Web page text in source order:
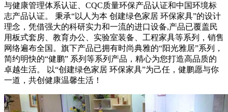
与健康管理体系认证、CQC质量环保产品认证和中国环境标
志产品认证。 秉承“以人为本 创建绿色家居 环保家具”的设计
理念，凭借强大的科研实力和一流的进口设备,产品已覆盖民
用板式套房、教育办公、实验室装备、工程家具等系列，销售
网络遍布全国。旗下产品已拥有时尚典雅的“阳光雅居”系列，
简约明快的“健鹏” 系列等系列产品，精心为您打造高品质的
卓越生活。 以“创建绿色家居 环保家具”为己任，健鹏愿与你
一道，共创健康温馨生活！